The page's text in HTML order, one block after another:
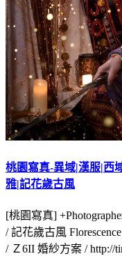
桃園寫真-異域|漢服|西
雅|記花歲古風
[桃園寫真]
/ 記花歲古風
/ Ｚ6II 婚紗方案 / http://